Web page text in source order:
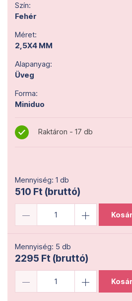
Szín:
Fehér
Méret:
2,5X4 MM
Alapanyag:
Üveg
Forma:
Miniduo
Raktáron - 17 db
Mennyiség: 1 db
510 Ft (bruttó)
Mennyiség: 5 db
2295 Ft (bruttó)